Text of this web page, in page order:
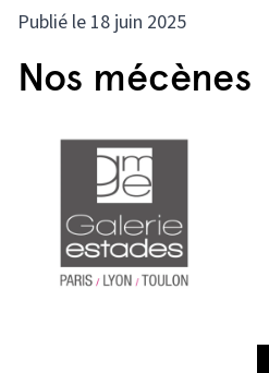
Publié le 18 juin 2025
Nos mécènes